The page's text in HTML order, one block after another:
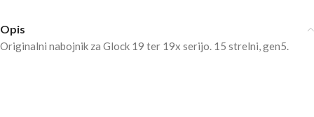
Opis
Originalni nabojnik za Glock 19 ter 19x serijo. 15 strelni, gen5.